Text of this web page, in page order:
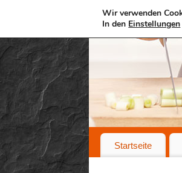
Startseite
Wir verwenden
In den Einstellungen